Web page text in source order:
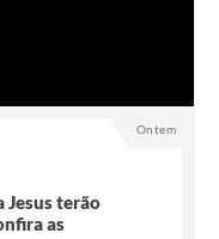
Ontem
Jesus terão
as